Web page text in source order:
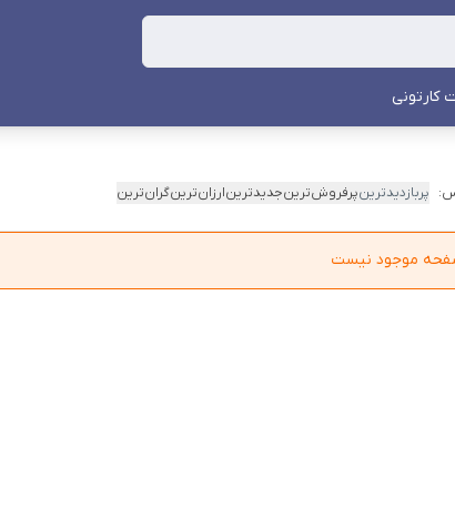
کارتونی
پربازدیدترینپرفروش‌ترینجدیدترینارزان‌ترینگران‌ترین
صفحه موجود نیست